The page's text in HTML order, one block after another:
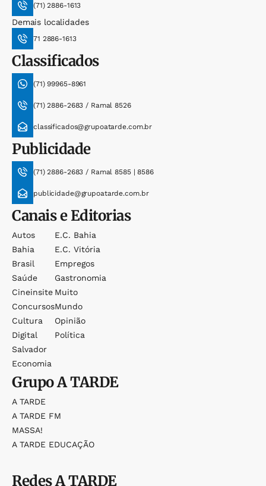
(71) 2886-1613
Demais localidades
71 2886-1613
Classificados
(71) 99965-8961
(71) 2886-2683 / Ramal 8526
classificados@grupoatarde.com.br
Publicidade
(71) 2886-2683 / Ramal 8585 | 8586
publicidade@grupoatarde.com.br
Canais e Editorias
Autos
Bahia
Brasil
Saúde
Cineinsite
Concursos
Cultura
Digital
Salvador
Economia
E.c. Bahia
E.c. Vitória
Empregos
Gastronomia
Muito
Mundo
Opinião
Política
GrupoA TARDE
A TARDE
A TARDE FM
MASSA!
A TARDE EDUCAÇÃO
RedesA TARDE